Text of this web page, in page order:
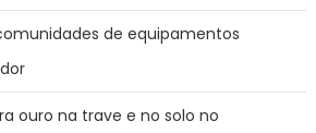
de equipamentos
ouro na trave e no solo no